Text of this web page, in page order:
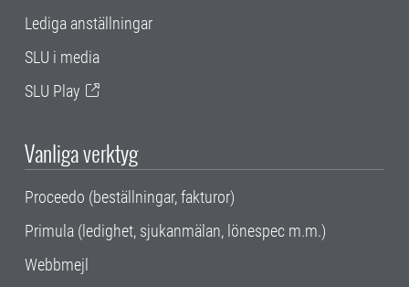
Lediga anställningar
SLU i media
SLU Play
Vanliga verktyg
Proceedo (beställningar, fakturor)
Primula (ledighet, sjukanmälan, lönespec m.m.)
Webbmejl